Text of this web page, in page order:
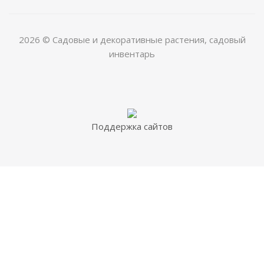
2026 © Садовые и декоративные растения, садовый
инвентарь
Поддержка сайтов